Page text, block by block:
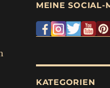
MEINE SOCIAL-
KATEGORIEN